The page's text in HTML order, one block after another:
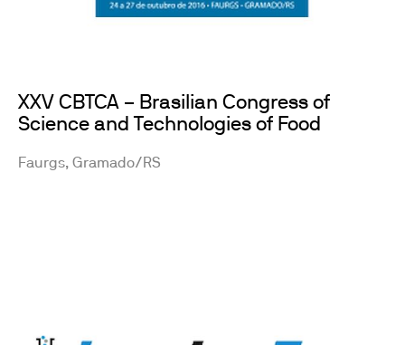
XXV CBTCA – Brasilian Congress of
Science and Technologies of Food
Faurgs, Gramado/RS